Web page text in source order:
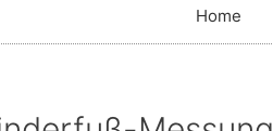
Home